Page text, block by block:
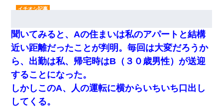
子を名乗ってた人物の正体が判明するも・・・
ワイアラサー主婦、昨晩久しぶりに夫と致した結果ｗｗｗ
ｗｗ
【報告者がキチ】嫁「妊娠した」俺『それじゃあ皆に祝っ
てもらおう』友人達を家に連れ帰ってホームパーティー→
俺『皆に祝えてもらえて良かったな！』→
聞いてみると、Aの住まいは私のアパートと結構
近い距離だったことが判明。毎回は大変だろうか
ら、出勤は私、帰宅時はB（３０歳男性）が送迎
することになった。
しかしこのA、人の運転に横からいちいち口出し
してくる。